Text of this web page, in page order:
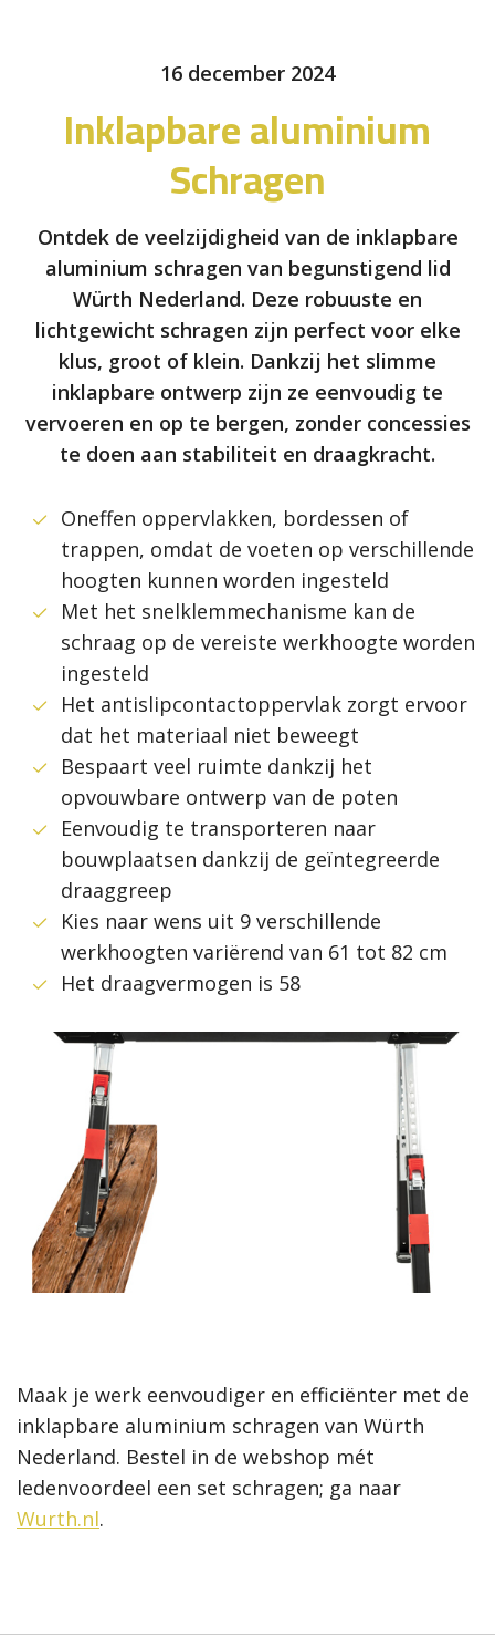
16 december 2024
Inklapbare aluminium
Schragen
Ontdek de veelzijdigheid van de inklapbare
aluminium schragen van begunstigend lid
Würth Nederland. Deze robuuste en
lichtgewicht schragen zijn perfect voor elke
klus, groot of klein. Dankzij het slimme
inklapbare ontwerp zijn ze eenvoudig te
vervoeren en op te bergen, zonder concessies
te doen aan stabiliteit en draagkracht.
Oneffen oppervlakken, bordessen of
trappen, omdat de voeten op verschillende
hoogten kunnen worden ingesteld
Met het snelklemmechanisme kan de
schraag op de vereiste werkhoogte worden
ingesteld
Het antislipcontactoppervlak zorgt ervoor
dat het materiaal niet beweegt
Bespaart veel ruimte dankzij het
opvouwbare ontwerp van de poten
Eenvoudig te transporteren naar
bouwplaatsen dankzij de geïntegreerde
draaggreep
Kies naar wens uit 9 verschillende
werkhoogten variërend van 61 tot 82 cm
Het draagvermogen is 58
Maak je werk eenvoudiger en efficiënter met de
inklapbare aluminium schragen van Würth
Nederland. Bestel in de webshop mét
ledenvoordeel een set schragen; ga naar
Wurth.nl.